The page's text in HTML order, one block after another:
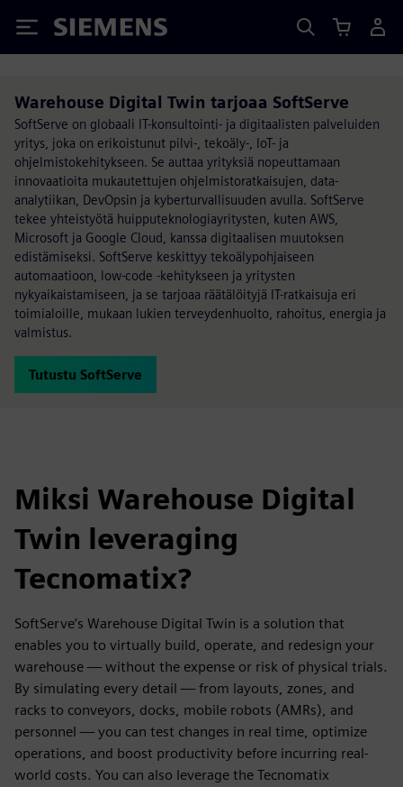
Siemens
Warehouse Digital Twin tarjoaa SoftServe
SoftServe on globaali IT-konsultointi- ja digitaalisten palveluiden
yritys, joka on erikoistunut pilvi-, tekoäly-, IoT- ja
ohjelmistokehitykseen. Se auttaa yrityksiä nopeuttamaan
innovaatioita mukautettujen ohjelmistoratkaisujen, data-
analytiikan, DevOpsin ja kyberturvallisuuden avulla. SoftServe
tekee yhteistyötä huipputeknologiayritysten, kuten AWS,
Microsoft ja Google Cloud, kanssa digitaalisen muutoksen
edistämiseksi. SoftServe keskittyy tekoälypohjaiseen
automaatioon, low-code -kehitykseen ja yritysten
nykyaikaistamiseen, ja se tarjoaa räätälöityjä IT-ratkaisuja eri
toimialoille, mukaan lukien terveydenhuolto, rahoitus, energia ja
valmistus.
Tutustu SoftServe
Miksi Warehouse Digital
Twin leveraging
Tecnomatix?
SoftServe’s Warehouse Digital Twin is a solution that
enables you to virtually build, operate, and redesign your
warehouse — without the expense or risk of physical trials.
By simulating every detail — from layouts, zones, and
racks to conveyors, docks, mobile robots (AMRs), and
personnel — you can test changes in real time, optimize
operations, and boost productivity before incurring real-
world costs. You can also leverage the Tecnomatix